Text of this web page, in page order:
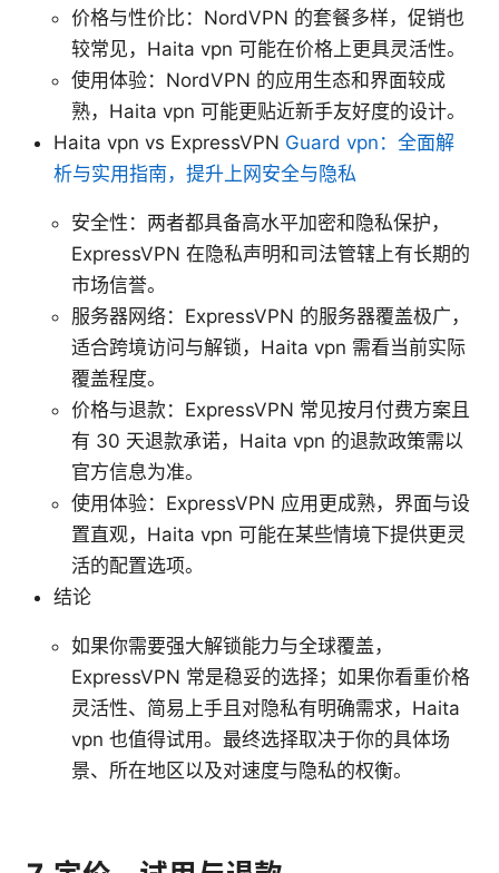
价格与性价比：NordVPN 的套餐多样，促销也
较常见，Haita vpn 可能在价格上更具灵活性。
使用体验：NordVPN 的应用生态和界面较成
熟，Haita vpn 可能更贴近新手友好度的设计。
Haita vpn vs ExpressVPN Guard vpn：全面解
析与实用指南，提升上网安全与隐私
安全性：两者都具备高水平加密和隐私保护，
ExpressVPN 在隐私声明和司法管辖上有长期的
市场信誉。
服务器网络：ExpressVPN 的服务器覆盖极广，
适合跨境访问与解锁，Haita vpn 需看当前实际
覆盖程度。
价格与退款：ExpressVPN 常见按月付费方案且
有 30 天退款承诺，Haita vpn 的退款政策需以
官方信息为准。
使用体验：ExpressVPN 应用更成熟，界面与设
置直观，Haita vpn 可能在某些情境下提供更灵
活的配置选项。
结论
如果你需要强大解锁能力与全球覆盖，
ExpressVPN 常是稳妥的选择；如果你看重价格
灵活性、简易上手且对隐私有明确需求，Haita
vpn 也值得试用。最终选择取决于你的具体场
景、所在地区以及对速度与隐私的权衡。